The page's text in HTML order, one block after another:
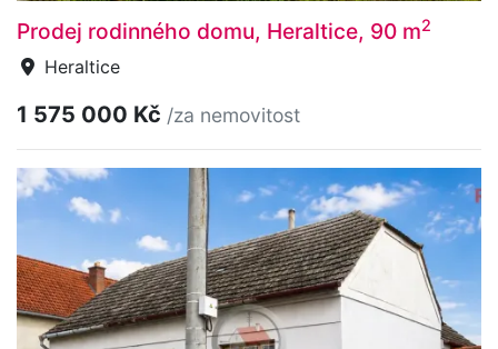
Prodej rodinného domu, Heraltice, 90 m2
Heraltice
1 575 000 Kč /za nemovitost